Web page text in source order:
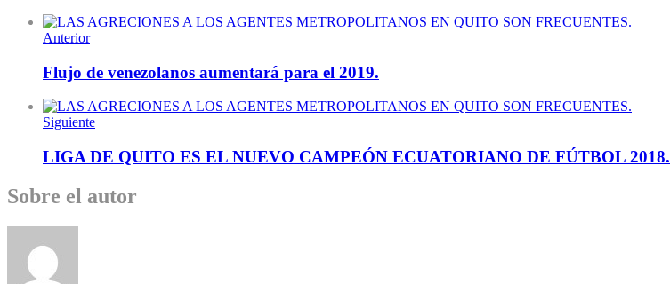
Anterior
Flujo de venezolanos aumentará para el 2019.
Siguiente
LIGA DE QUITO ES EL NUEVO CAMPEÓN ECUATORIANO DE FÚTBOL 2018.
Sobre el autor